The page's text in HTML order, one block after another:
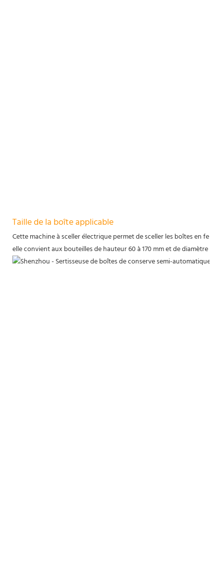
Taille de la boîte applicable
Cette machine à sceller électrique permet de sceller les boîtes en fer,
elle convient aux bouteilles de hauteur 60 à 170 mm et de diamètre 56